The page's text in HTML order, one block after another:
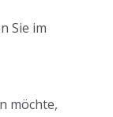
Sie im
möchte,